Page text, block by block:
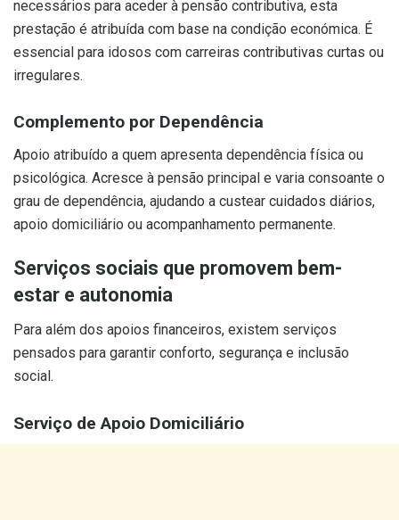
necessários para aceder à pensão contributiva, esta
prestação é atribuída com base na condição económica. É
essencial para idosos com carreiras contributivas curtas ou
irregulares.
Complemento por Dependência
Apoio atribuído a quem apresenta dependência física ou
psicológica. Acresce à pensão principal e varia consoante o
grau de dependência, ajudando a custear cuidados diários,
apoio domiciliário ou acompanhamento permanente.
Serviços sociais que promovem bem-
estar e autonomia
Para além dos apoios financeiros, existem serviços
pensados para garantir conforto, segurança e inclusão
social.
Serviço de Apoio Domiciliário